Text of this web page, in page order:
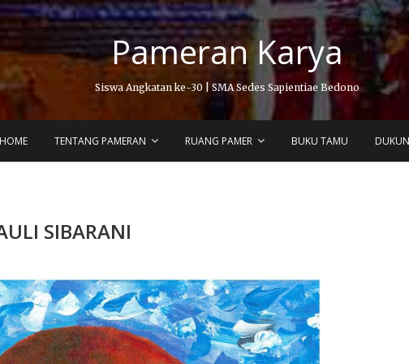
Pameran Karya
Siswa Angkatan ke-30 | SMA Sedes Sapientiae Bedono
HOME TENTANG PAMERAN RUANG PAMER BUKU TAMU
SIBARANI